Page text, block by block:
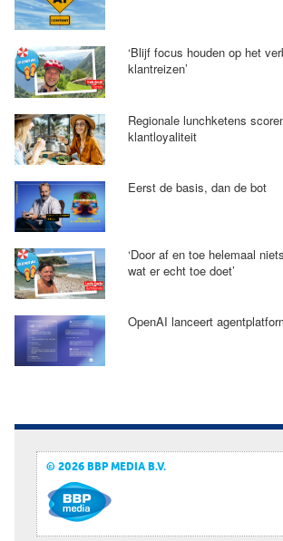
‘Blijf focus houden op het
klantreizen’
Regionale lunchketens
klantloyaliteit
Eerst de basis, dan de bot
‘Door af en toe helemaal
wat er echt toe doet’
OpenAI lanceert
© 2026 BBP MEDIA B.V.